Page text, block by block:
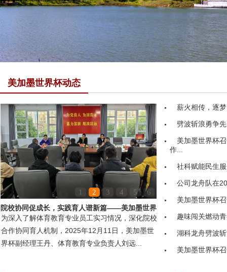
美加墨世界杯动态
1 2 3 4 5
6
院校协同促成长，实践育人谱新篇——美加墨世界
杯领导赴嘉鱼县第...
为深入了解体育教育专业员工实习情况，深化院校
合作协同育人机制，2025年12月11日，美加墨世
界杯副经理王丹、体育教育专业负责人刘远...
薪火相传，逐
劈波斩浪勇争
美加墨世界杯
作...
社科赋能民生
公司龙舟队在
美加墨世界杯
趣味闯关燃动
湖科龙舟劈波
美加墨世界杯